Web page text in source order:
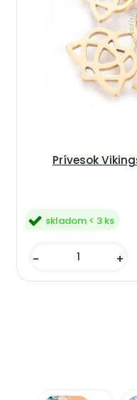
Prívesok
- +
skladom < 3 ks